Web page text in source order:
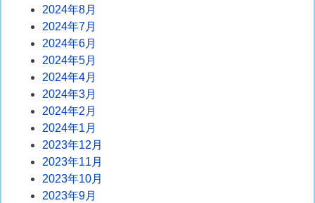
2024年8月
2024年7月
2024年6月
2024年5月
2024年4月
2024年3月
2024年2月
2024年1月
2023年12月
2023年11月
2023年10月
2023年9月